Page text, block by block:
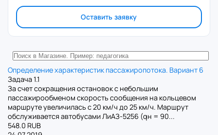
Оставить заявку
Определение характеристик пассажиропотока. Вариант 6
Задача 1.1
За счет сокращения остановок с небольшим
пассажирообменом скорость сообщения на кольцевом
маршруте увеличилась с 20 км/ч до 25 км/ч. Маршрут
обслуживается автобусами ЛиАЗ-5256 (qн = 90...
548.0 RUB